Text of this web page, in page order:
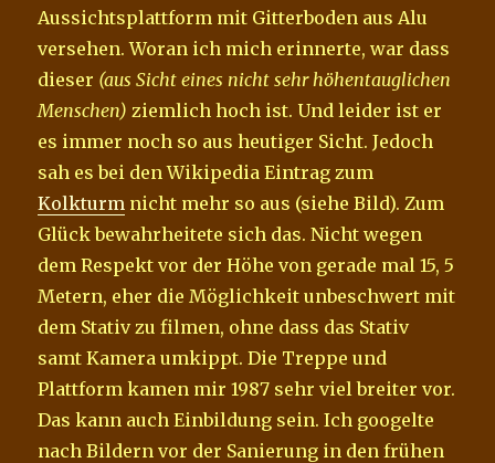
Aussichtsplattform mit Gitterboden aus Alu
versehen. Woran ich mich erinnerte, war dass
dieser (aus Sicht eines nicht sehr höhentauglichen
Menschen) ziemlich hoch ist. Und leider ist er
es immer noch so aus heutiger Sicht. Jedoch
sah es bei den Wikipedia Eintrag zum
Kolkturm nicht mehr so aus (siehe Bild). Zum
Glück bewahrheitete sich das. Nicht wegen
dem Respekt vor der Höhe von gerade mal 15, 5
Metern, eher die Möglichkeit unbeschwert mit
dem Stativ zu filmen, ohne dass das Stativ
samt Kamera umkippt. Die Treppe und
Plattform kamen mir 1987 sehr viel breiter vor.
Das kann auch Einbildung sein. Ich googelte
nach Bildern vor der Sanierung in den frühen